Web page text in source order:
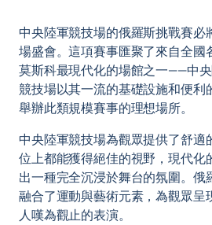
中央陸軍競技場的俄羅斯挑戰賽必
場盛會。這項賽事匯聚了來自全國
莫斯科最現代化的場館之一——中
競技場以其一流的基礎設施和便利
舉辦此類規模賽事的理想場所。
中央陸軍競技場為觀眾提供了舒適
位上都能獲得絕佳的視野，現代化
出一種完全沉浸於舞台的氛圍。俄
融合了運動與藝術元素，為觀眾呈
人嘆為觀止的表演。